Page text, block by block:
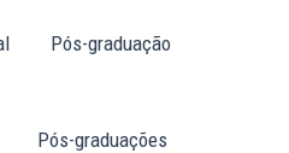
Pós-graduação
Pós-graduações